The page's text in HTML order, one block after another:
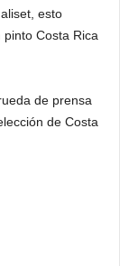
esto
Costa Rica
de prensa
de Costa